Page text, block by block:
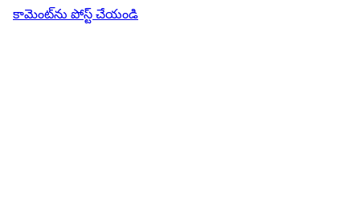
కామెంట్‌ను పోస్ట్ చేయండి